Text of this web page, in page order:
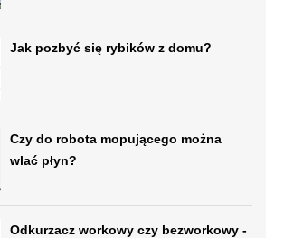
Jak pozbyć się rybików z domu?
Czy do robota mopującego można
wlać płyn?
Odkurzacz workowy czy bezworkowy -